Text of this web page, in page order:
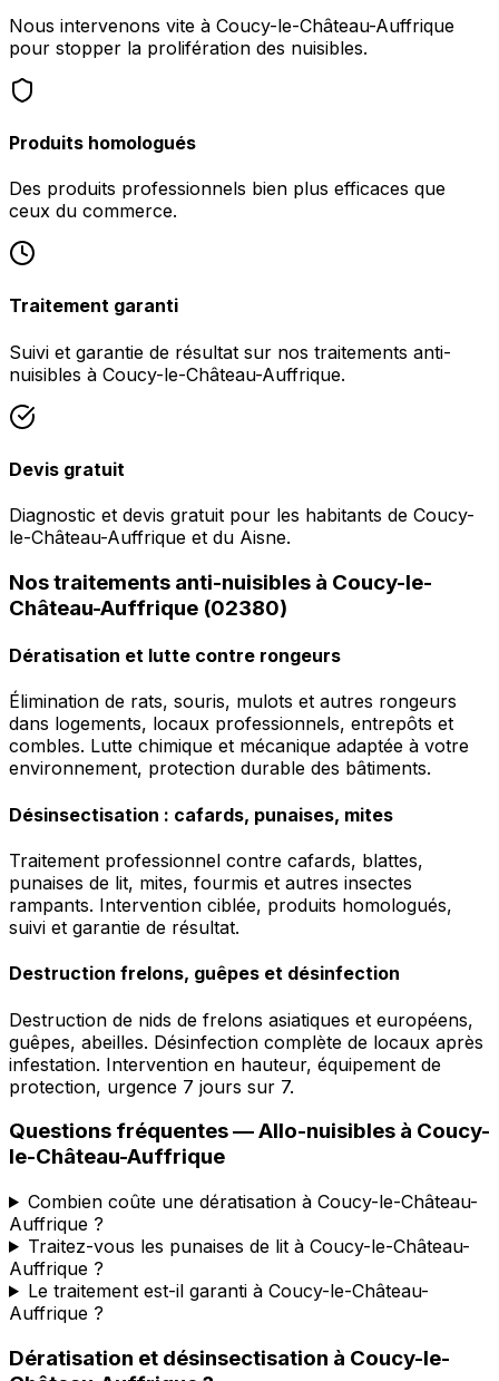
Nous intervenons vite à Coucy-le-Château-Auffrique
pour stopper la prolifération des nuisibles.
Produits homologués
Des produits professionnels bien plus efficaces que
ceux du commerce.
Traitement garanti
Suivi et garantie de résultat sur nos traitements anti-
nuisibles à Coucy-le-Château-Auffrique.
Devis gratuit
Diagnostic et devis gratuit pour les habitants de Coucy-
le-Château-Auffrique et du Aisne.
Nos traitements anti-nuisibles à Coucy-le-
Château-Auffrique (02380)
Dératisation et lutte contre rongeurs
Élimination de rats, souris, mulots et autres rongeurs
dans logements, locaux professionnels, entrepôts et
combles. Lutte chimique et mécanique adaptée à votre
environnement, protection durable des bâtiments.
Désinsectisation : cafards, punaises, mites
Traitement professionnel contre cafards, blattes,
punaises de lit, mites, fourmis et autres insectes
rampants. Intervention ciblée, produits homologués,
suivi et garantie de résultat.
Destruction frelons, guêpes et désinfection
Destruction de nids de frelons asiatiques et européens,
guêpes, abeilles. Désinfection complète de locaux après
infestation. Intervention en hauteur, équipement de
protection, urgence 7 jours sur 7.
Questions fréquentes —Allo-nuisibles à Coucy-
le-Château-Auffrique
Combien coûte une dératisation à Coucy-le-Château-
Auffrique ?
Traitez-vous les punaises de lit à Coucy-le-Château-
Auffrique ?
Le traitement est-il garanti à Coucy-le-Château-
Auffrique ?
Dératisation et désinsectisation à Coucy-le-